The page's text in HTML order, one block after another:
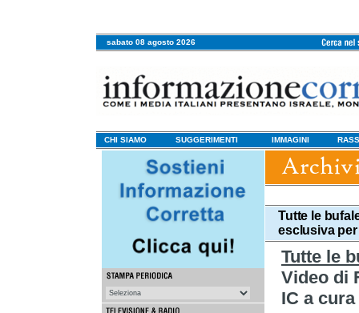
sabato 08 agosto 2026
CHI SIAMO SUGGERIMENTI IMMAGINI
Tutte le
esclusiva per
Tutte le
Video di
IC a